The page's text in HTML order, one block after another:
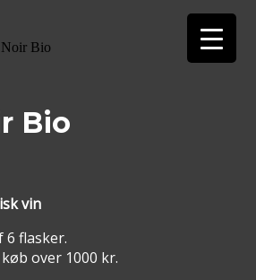
Bio
Bio
vin
6 flasker.
over 1000 kr.